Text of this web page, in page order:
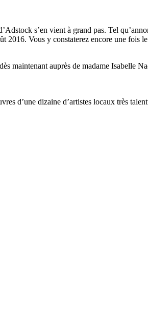
s’en vient à grand pas. Tel
2016. Vous y constaterez encore une
maintenant auprès de madame Isabelle
d’une dizaine d’artistes locaux très